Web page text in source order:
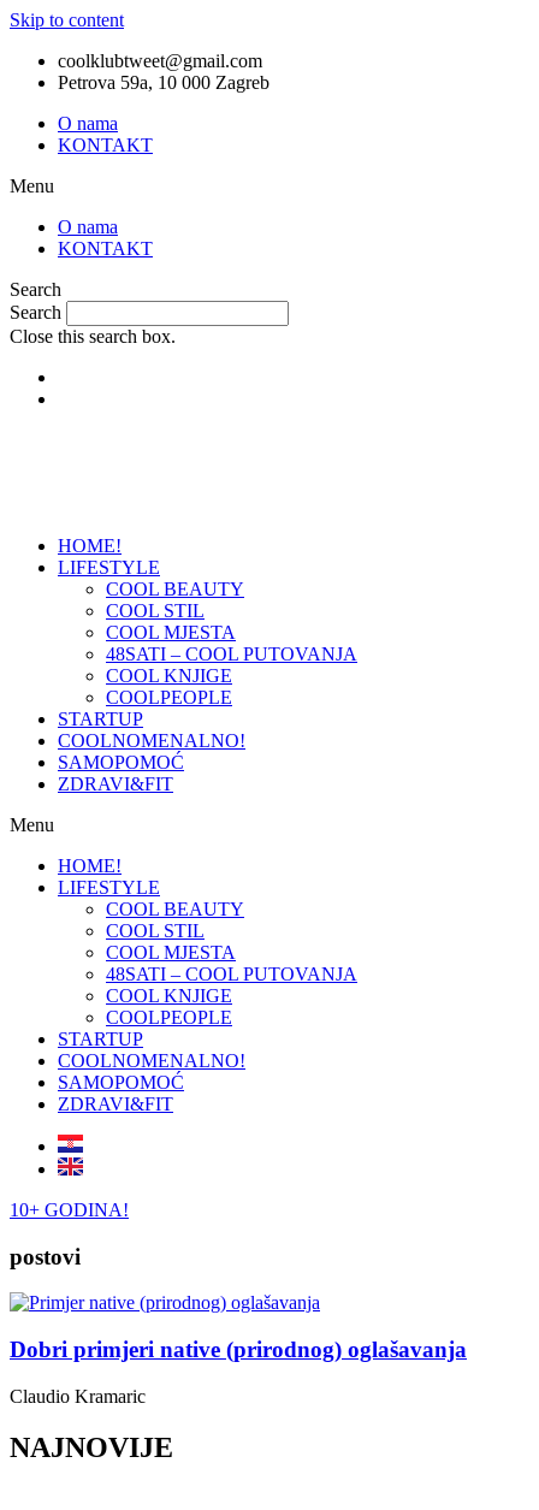
Skip to content
coolklubtweet@gmail.com
Petrova 59a, 10 000 Zagreb
O nama
KONTAKT
Menu
O nama
KONTAKT
Search
Search
Close this search box.
HOME!
LIFESTYLE
COOL BEAUTY
COOL STIL
COOL MJESTA
48SATI – COOL PUTOVANJA
COOL KNJIGE
COOLPEOPLE
STARTUP
COOLNOMENALNO!
SAMOPOMOĆ
ZDRAVI&FIT
Menu
HOME!
LIFESTYLE
COOL BEAUTY
COOL STIL
COOL MJESTA
48SATI – COOL PUTOVANJA
COOL KNJIGE
COOLPEOPLE
STARTUP
COOLNOMENALNO!
SAMOPOMOĆ
ZDRAVI&FIT
10+ GODINA!
postovi
Dobri primjeri native (prirodnog) oglašavanja
Claudio Kramaric
NAJNOVIJE